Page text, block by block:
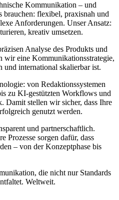
Kommunikation – und
brauchen: flexibel, praxisnah und
Anforderungen. Unser Ansatz:
kreativ umsetzen.
Analyse des Produkts und
wir eine Kommunikationsstrategie,
und international skalierbar ist.
von Redaktionssystemen
zu KI-gestützten Workflows und
Damit stellen wir sicher, dass Ihre
genutzt werden.
und partnerschaftlich.
Prozesse sorgen dafür, dass
– von der Konzeptphase bis
die nicht nur Standards
Weltweit.